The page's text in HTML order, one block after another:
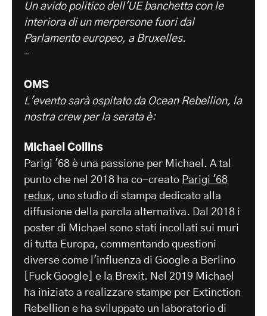
Un avido politico dell'UE banchetta con le
interiora di un merpersone fuori dal
Parlamento europeo, a Bruxelles.
-
OMS
L'evento sarà ospitato da Ocean Rebellion, la
nostra crew per la serata è:
Michael Collins
Parigi '68 è una passione per Michael. A tal
punto che nel 2018 ha co-creato Parigi '68
redux, uno studio di stampa dedicato alla
diffusione della parola alternativa. Dal 2018 i
poster di Michael sono stati incollati sui muri
di tutta Europa, commentando questioni
diverse come l'influenza di Google a Berlino
[Fuck Google] e la Brexit. Nel 2019 Michael
ha iniziato a realizzare stampe per Extinction
Rebellion e ha sviluppato un laboratorio di